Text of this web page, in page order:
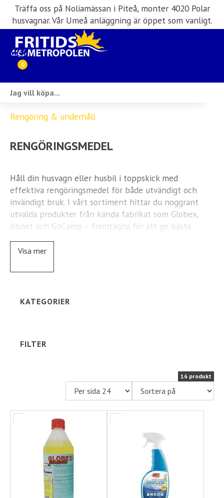
Träffa oss på Noliamässan i Piteå, monter 4020 Polar
husvagnar. Vår Umeå anläggning är öppet som vanligt.
0
Husbilsuthyrning
Verkstad
Rengöring & underhåll
RENGÖRINGSMEDEL
Håll din husvagn eller husbil i toppskick med
effektiva rengöringsmedel för både utvändigt och
invändigt bruk. I vårt sortiment hittar du noggrant
utvalda produkter från kända fabrikat som Globex,
Abnet och GoCamp – framtagna för att ge bästa
gummi och lack, samt invändiga produkter för kök,
enkla att använda och anpassade för material som
används i husvagnar och husbilar.
✔ Anpassade för husvagn och husbil
Med rätt rengöringsprodukter förlänger du
livslängden på din husvagn eller husbil – och får en
trevligare resa.
Visa mer
KATEGORIER
FILTER
16 produkt